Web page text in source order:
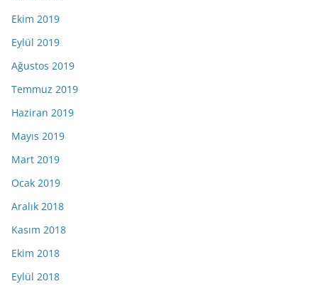
Ekim 2019
Eylül 2019
Ağustos 2019
Temmuz 2019
Haziran 2019
Mayıs 2019
Mart 2019
Ocak 2019
Aralık 2018
Kasım 2018
Ekim 2018
Eylül 2018